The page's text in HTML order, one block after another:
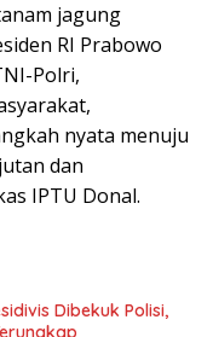
jagung
RI Prabowo
Polri,
nyata menuju
dan
IPTU Donal.
Dibekuk Polisi,